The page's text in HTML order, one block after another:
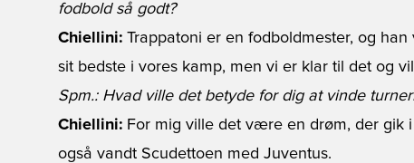
fodbold så godt?
Chiellini: Trappatoni er en fodboldmester, og
sit bedste i vores kamp, men vi er klar til det og
Spm.: Hvad ville det betyde for dig at vinde
Chiellini: For mig ville det være en drøm, der gik
også vandt Scudettoen med Juventus.